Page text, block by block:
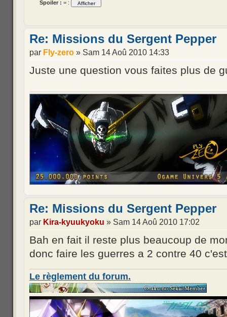
Spoiler : = :
Re: Missions du Sergent Pepper
par Fly-zero » Sam 14 Aoû 2010 14:33
Juste une question vous faites plus de
Re: Missions du Sergent Pepper
par Kira-kyuukyoku » Sam 14 Aoû 2010 17:02
Bah en fait il reste plus beaucoup de
donc faire les guerres a 2 contre 40
Le règlement du forum.